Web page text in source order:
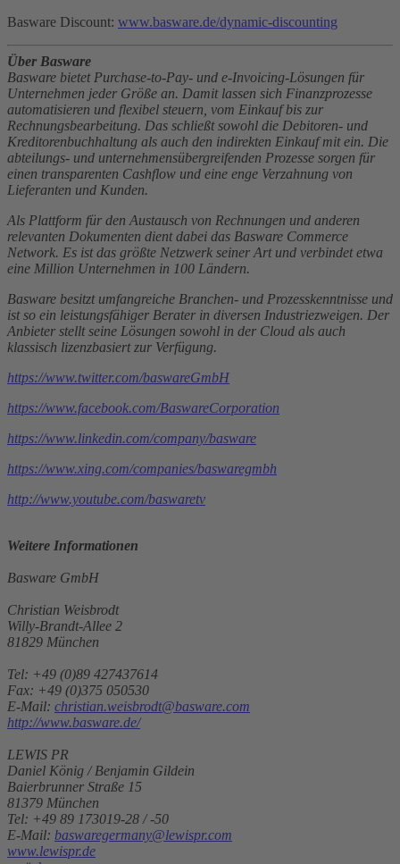
Basware Discount: www.basware.de/dynamic-discounting
Über Basware
Basware bietet Purchase-to-Pay- und e-Invoicing-Lösungen für
Unternehmen jeder Größe an. Damit lassen sich Finanzprozesse
automatisieren und flexibel steuern, vom Einkauf bis zur
Rechnungsbearbeitung. Das schließt sowohl die Debitoren- und
Kreditorenbuchhaltung als auch den indirekten Einkauf mit ein. Die
abteilungs- und unternehmensübergreifenden Prozesse sorgen für
einen transparenten Cashflow und eine enge Verzahnung von
Lieferanten und Kunden.
Als Plattform für den Austausch von Rechnungen und anderen
relevanten Dokumenten dient dabei das Basware Commerce
Network. Es ist das größte Netzwerk seiner Art und verbindet etwa
eine Million Unternehmen in 100 Ländern.
Basware besitzt umfangreiche Branchen- und Prozesskenntnisse und
ist so ein leistungsfähiger Berater in diversen Industriezweigen. Der
Anbieter stellt seine Lösungen sowohl in der Cloud als auch
klassisch lizenzbasiert zur Verfügung.
https://www.twitter.com/baswareGmbH
https://www.facebook.com/BaswareCorporation
https://www.linkedin.com/company/basware
https://www.xing.com/companies/baswaregmbh
http://www.youtube.com/baswaretv
Weitere Informationen
Basware GmbH
Christian Weisbrodt
Willy-Brandt-Allee 2
81829 München
Tel: +49 (0)89 427437614
Fax: +49 (0)375 050530
E-Mail: christian.weisbrodt@basware.com
http://www.basware.de/
LEWIS PR
Daniel König / Benjamin Gildein
Baierbrunner Straße 15
81379 München
Tel: +49 89 173019-28 / -50
E-Mail: baswaregermany@lewispr.com
www.lewispr.de